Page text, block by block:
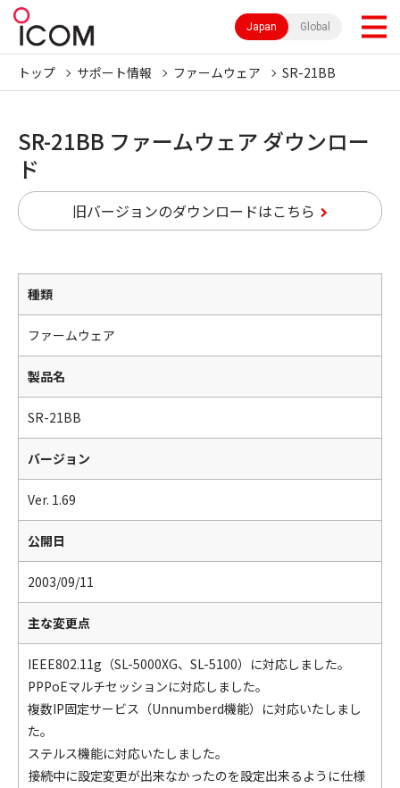
Japan Global
トップ サポート情報 ファームウェア SR-21BB
SR-21BB ファームウェア ダウンロー
ド
旧バージョンのダウンロードはこちら
種類
ファームウェア
製品名
SR-21BB
バージョン
Ver. 1.69
公開日
2003/09/11
主な変更点
IEEE802.11g（SL-5000XG、SL-5100）に対応しました。
PPPoEマルチセッションに対応しました。
複数IP固定サービス（Unnumberd機能）に対応いたしまし
た。
ステルス機能に対応いたしました。
接続中に設定変更が出来なかったのを設定出来るように仕様